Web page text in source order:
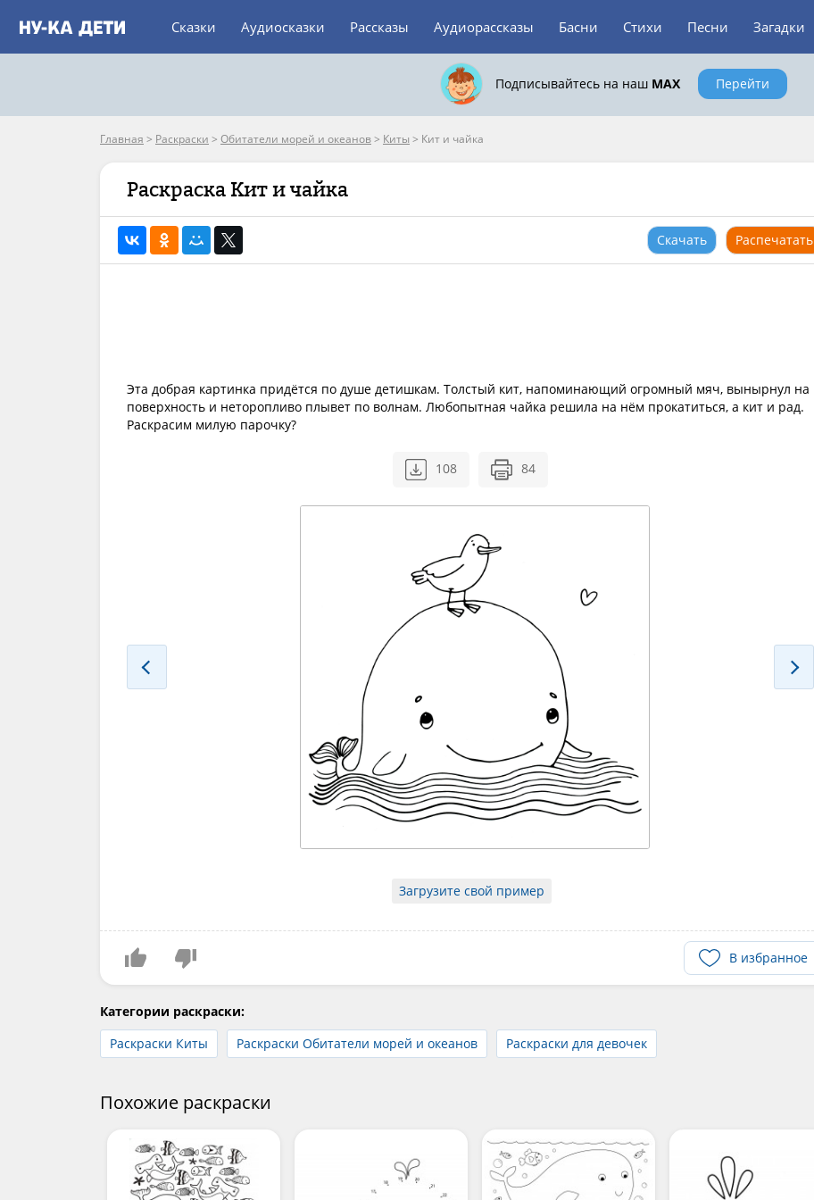
Сказки Аудиосказки Рассказы Аудиорассказы Басни Стихи Песни Загадки
Подписывайтесь на наш MAX Перейти
Главная > Раскраски > Обитатели морей и океанов> Киты > Кит и чайка
Раскраска Кит и чайка
Скачать Распечатать
Эта добрая картинка придётся по душе детишкам. Толстый кит, напоминающий огромный мяч, вынырнул на
поверхность и неторопливо плывет по волнам. Любопытная чайка решила на нём прокатиться, а кит и рад.
Раскрасим милую парочку?
108 84
Загрузите свой пример
В избранное
Категории раскраски:
Раскраски Киты
Раскраски Обитатели морей и океанов Раскраски для девочек
Похожие раскраски